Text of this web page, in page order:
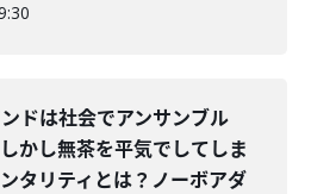
ドは社会でアンサンブル
かし無茶を平気でしてしま
タリティとは？ノーボアダ